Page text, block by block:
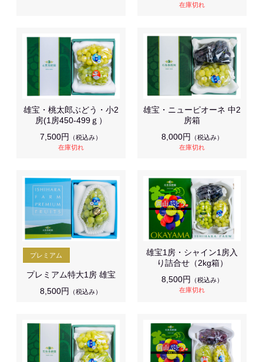
在庫切れ
雄宝・桃太郎ぶどう・小2
房(1房450-499ｇ）
7,500円
（税込み）
在庫切れ
雄宝・ニューピオーネ 中2
房箱
8,000円
（税込み）
在庫切れ
プレミアム特大1房 雄宝
8,500円
（税込み）
雄宝1房・シャイン1房入
り詰合せ（2kg箱）
8,500円
（税込み）
在庫切れ